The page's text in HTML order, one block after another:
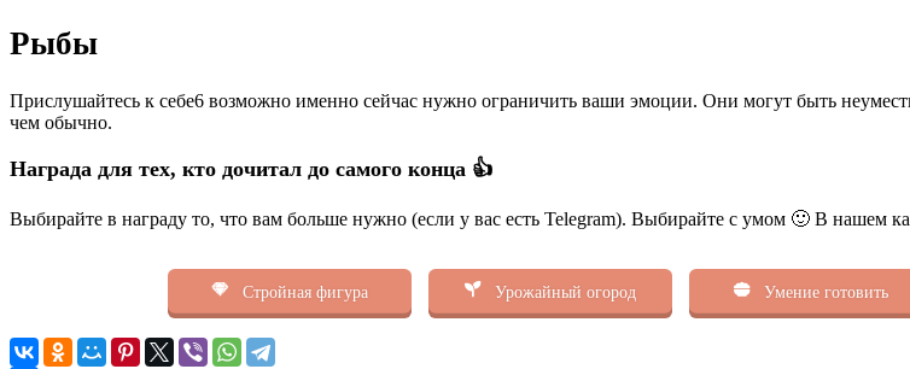
Рыбы
Прислушайтесь к себе6 возможно именно сейчас нужно ограничить ваши эмоции. Они могут быть
чем обычно.
Награда для тех, кто дочитал до самого конца 👍
Выбирайте в награду то, что вам больше нужно (если у вас есть Telegram). Выбирайте с умом 🙂 В нашем
Стройная фигура Урожайный огород Умение готовить